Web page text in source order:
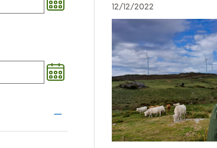
i18n.web.accesibilidad.desplegar
12/12/2022